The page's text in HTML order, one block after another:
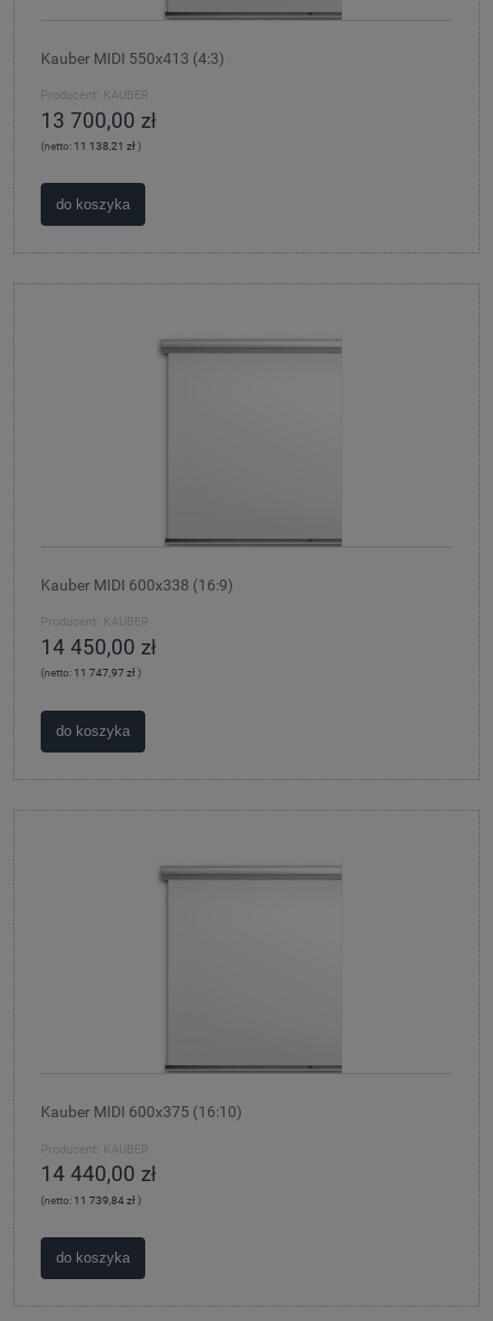
Kauber MIDI 550x413 (4:3)
Producent: KAUBER
13 700,00 zł
(netto: 11 138,21 zł)
do koszyka
Kauber MIDI 600x338 (16:9)
Producent: KAUBER
14 450,00 zł
(netto: 11 747,97 zł )
do koszyka
Kauber MIDI 600x375 (16:10)
Producent: KAUBER
14 440,00 zł
(netto: 11 739,84 zł)
do koszyka